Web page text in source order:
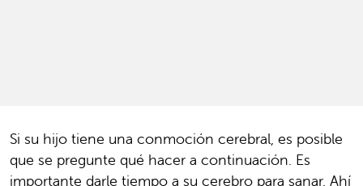
Si su hijo tiene una conmoción cerebral, es posible
que se pregunte qué hacer a continuación. Es
importante darle tiempo a su cerebro para sanar. Ahí